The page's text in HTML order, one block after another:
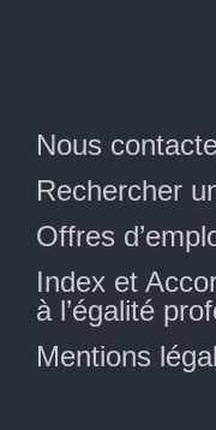
Nous
Rechercher
Offres
Index et
à l’égalité
Mentions